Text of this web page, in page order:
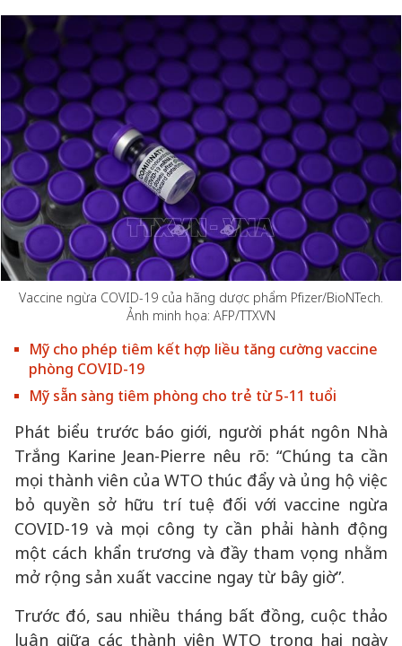
Vaccine ngừa COVID-19 của hãng dược phẩm Pfizer/BioNTech.
Ảnh minh họa: AFP/TTXVN
Mỹ cho phép tiêm kết hợp liều tăng cường vaccine
phòng COVID-19
Mỹ sẵn sàng tiêm phòng cho trẻ từ 5-11 tuổi
Phát biểu trước báo giới, người phát ngôn Nhà
Trắng Karine Jean-Pierre nêu rõ: “Chúng ta cần
mọi thành viên của WTO thúc đẩy và ủng hộ việc
bỏ quyền sở hữu trí tuệ đối với vaccine ngừa
COVID-19 và mọi công ty cần phải hành động
một cách khẩn trương và đầy tham vọng nhằm
mở rộng sản xuất vaccine ngay từ bây giờ”.
Trước đó, sau nhiều tháng bất đồng, cuộc thảo
luận giữa các thành viên WTO trong hai ngày